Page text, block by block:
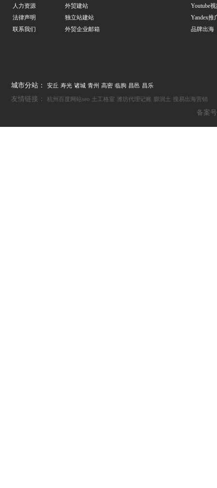
人力资源
法律声明
联系我们
外贸建站
独立站建站
外贸企业邮箱
Youtube
Yandex推
品牌出海
城市分站： 安丘 寿光 诸城 青州 高密 临朐 昌邑 昌乐
友情链接： 杭州百度网站seo 土工格室 潍坊代理记账 膨润土 搜易出海营销
备案